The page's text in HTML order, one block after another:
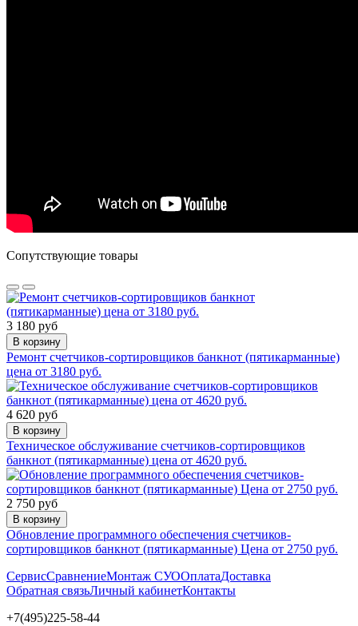
Сопутствующие товары
3 180 руб
В корзину
Ремонт счетчиков-сортировщиков банкнот (пятикарманные)
цена от 3180 руб.
4 620 руб
В корзину
Техническое обслуживание счетчиков-сортировщиков
банкнот (пятикарманные) цена от 4620 руб.
2 750 руб
В корзину
Обновление программного обеспечения счетчиков-
сортировщиков банкнот (пятикарманные) Цена от 2750 руб.
СервисСравнениеМонтаж СУООплатаДоставка
Обратная связьЛичный кабинетКонтакты
+7(495)225-58-44